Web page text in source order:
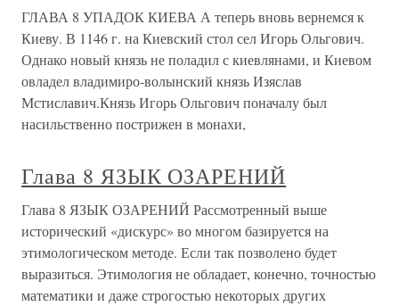
ГЛАВА 8 УПАДОК КИЕВА А теперь вновь вернемся к
Киеву. В 1146 г. на Киевский стол сел Игорь Ольгович.
Однако новый князь не поладил с киевлянами, и Киевом
овладел владимиро-волынский князь Изяслав
Мстиславич.Князь Игорь Ольгович поначалу был
насильственно пострижен в монахи,
Глава 8 ЯЗЫК ОЗАРЕНИЙ
Глава 8 ЯЗЫК ОЗАРЕНИЙ Рассмотренный выше
исторический «дискурс» во многом базируется на
этимологическом методе. Если так позволено будет
выразиться. Этимология не обладает, конечно, точностью
математики и даже строгостью некоторых других